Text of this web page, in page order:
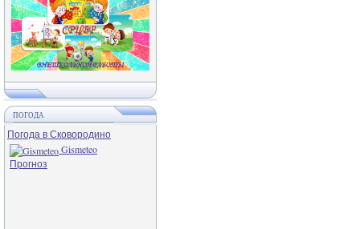
ПОГОДА
Погода в Сковородино
Gismeteo
Прогноз